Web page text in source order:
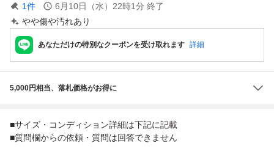
1件 6月10日（水）22時1分 終了
やや傷や汚れあり
あなただけの特別なクーポンを受け取れます 詳細
5,000円相当、落札価格がお得に
■サイズ・コンディション詳細は下記に記載
■質問欄からの依頼・質問は回答できません